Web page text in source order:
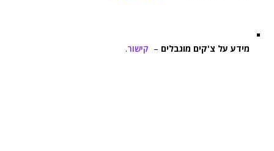
מידע על צ'קים מוגבלים – קישור.